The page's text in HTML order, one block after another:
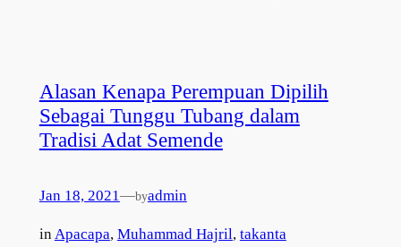
Alasan Kenapa Perempuan Dipilih
Sebagai Tunggu Tubang dalam
Tradisi Adat Semende
Jan 18, 2021—byadmin
in Apacapa, Muhammad Hajril, takanta